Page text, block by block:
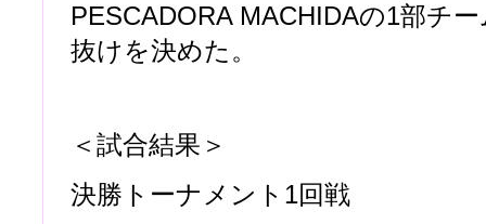
PESCADORA MACHIDAの1部チ
抜けを決めた。
＜試合結果＞
決勝トーナメント1回戦